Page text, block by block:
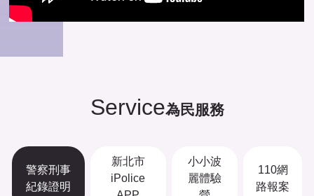
Service為民服務
警察刑事
紀錄證明
新北市
iPolice
小小波
麗體驗
110網
路報案